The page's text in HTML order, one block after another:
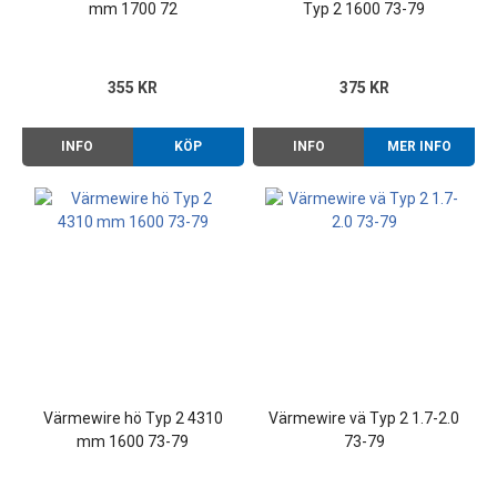
mm 1700 72
355 KR
INFO KÖP
Typ 2 1600 73-79
375 KR
INFO MER INFO
Värmewire hö Typ 2 4310
mm 1600 73-79
Värmewire vä Typ 2 1.7-2.0
73-79